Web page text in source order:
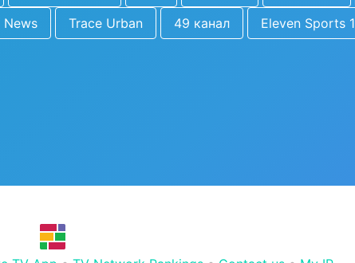
News Trace Urban 49 канал Eleven Sports 1